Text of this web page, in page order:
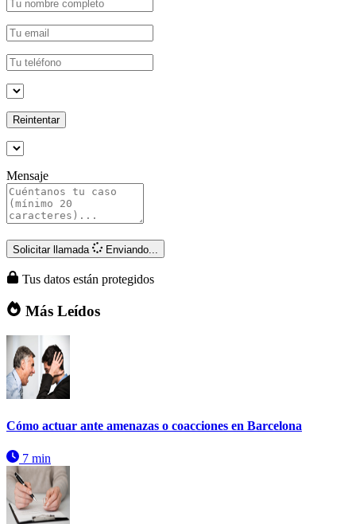
Reintentar
Mensaje
Solicitar llamada Enviando...
Tus datos están protegidos
Más Leídos
Cómo actuar ante amenazas o coacciones en Barcelona
7 min